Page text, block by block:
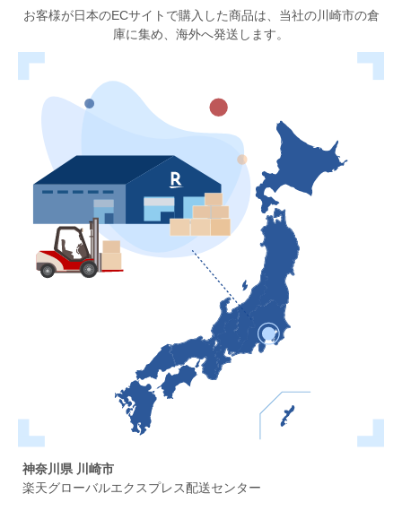
お客様が日本のECサイトで購入した商品は、当社の川崎市の倉
庫に集め、海外へ発送します。
神奈川県 川崎市
楽天グローバルエクスプレス配送センター